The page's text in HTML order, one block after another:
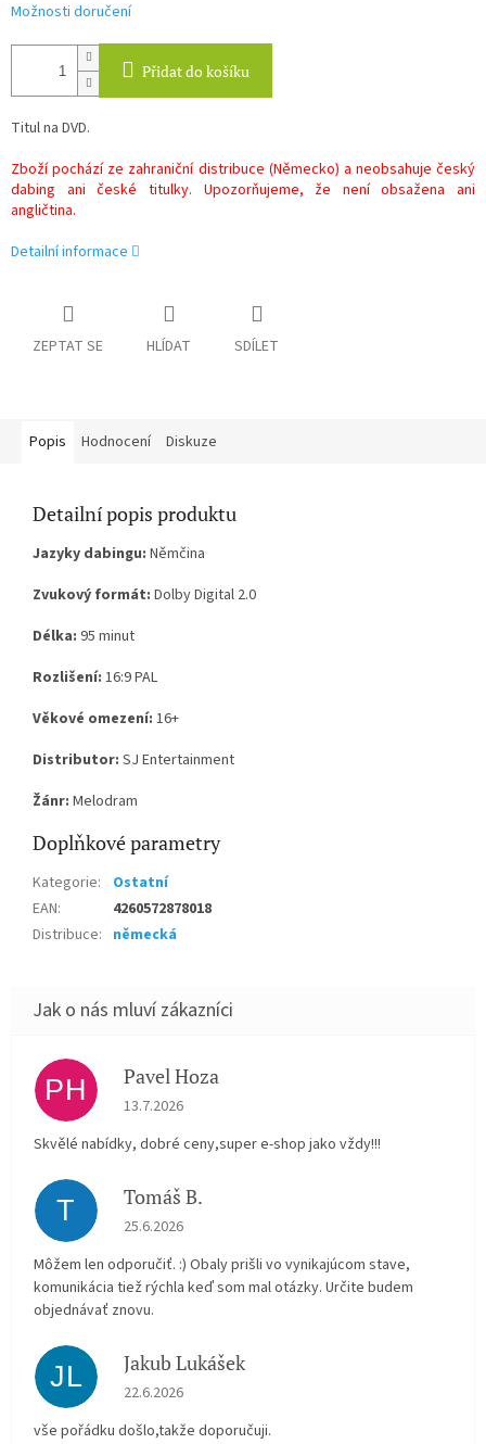
Možnosti doručení
Přidat do košíku
Titul na DVD.
Zboží pochází ze zahraniční distribuce (Německo) a neobsahuje český
dabing ani české titulky. Upozorňujeme, že není obsažena ani
angličtina.
Detailní informace
ZEPTAT SE HLÍDAT SDÍLET
Popis Hodnocení Diskuze
Detailní popis produktu
Jazyky dabingu: Němčina
Zvukový formát: Dolby Digital 2.0
Délka: 95 minut
Rozlišení: 16:9 PAL
Věkové omezení: 16+
Distributor: SJ Entertainment
Žánr: Melodram
Doplňkové parametry
Kategorie:
Ostatní
EAN:
4260572878018
Distribuce: německá
PH Pavel Hoza
Hodnocení obchodu je 5 z 5 hvězdiček.
13.7.2026
Skvělé nabídky, dobré ceny,super e-shop jako vždy!!!
T Tomáš B.
Hodnocení obchodu je 5 z 5 hvězdiček.
25.6.2026
Môžem len odporučiť. :) Obaly prišli vo vynikajúcom stave,
komunikácia tiež rýchla keď som mal otázky. Určite budem
objednávať znovu.
JL Jakub Lukášek
Hodnocení obchodu je 5 z 5 hvězdiček.
22.6.2026
vše pořádku došlo,takže doporučuji.